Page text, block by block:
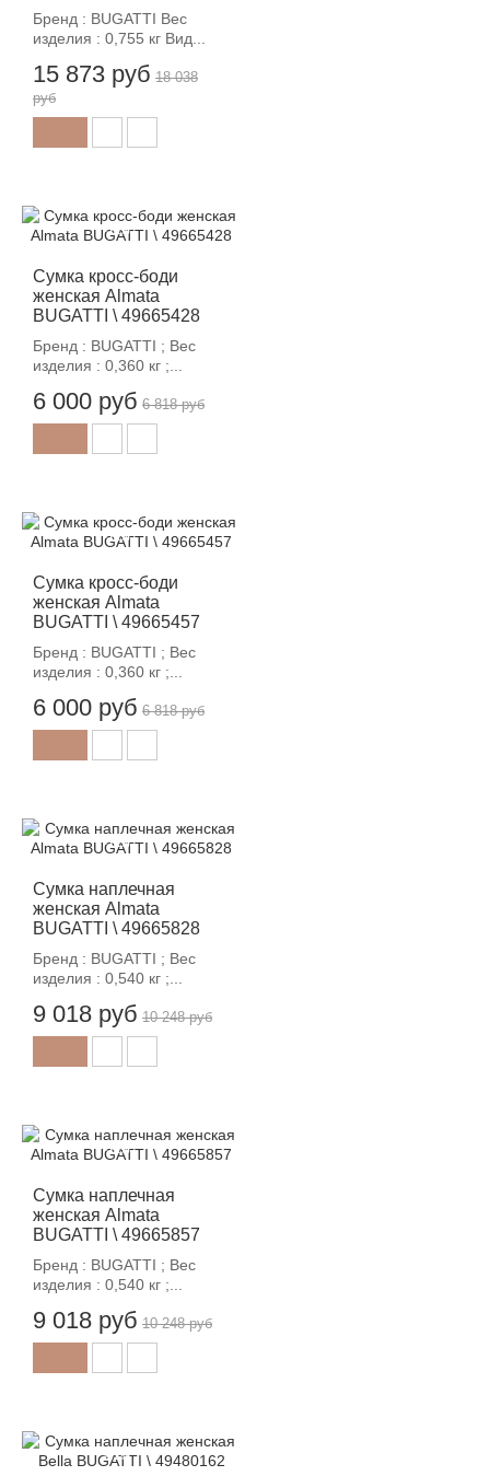
Бренд : BUGATTI Вес
изделия : 0,755 кг Вид...
15 873 руб 18 038
руб
Сумка кросс-боди
женская Almata
BUGATTI \ 49665428
Бренд : BUGATTI ; Вес
изделия : 0,360 кг ;...
6 000 руб
-12%
6 818 руб
Сумка кросс-боди
женская Almata
BUGATTI \ 49665457
Бренд : BUGATTI ; Вес
изделия : 0,360 кг ;...
6 000 руб
-12%
6 818 руб
Сумка наплечная
женская Almata
BUGATTI \ 49665828
Бренд : BUGATTI ; Вес
изделия : 0,540 кг ;...
9 018 руб
-12%
10 248 руб
Сумка наплечная
женская Almata
BUGATTI \ 49665857
Бренд : BUGATTI ; Вес
изделия : 0,540 кг ;...
9 018 руб
-12%
10 248 руб
-12%